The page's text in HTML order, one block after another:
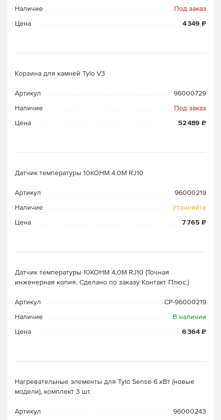
Наличие
Под заказ
Цена
4 349 ₽
Корзина для камней Tylo V3
Артикул
96000729
Наличие
Под заказ
Цена
52 489 ₽
Датчик температуры 10KOHM 4.0M RJ10
Артикул
96000219
Наличие
Уточняйте
Цена
7 765 ₽
Датчик температуры 10KOHM 4,0M RJ10 (Точная
инженерная копия. Cделано по заказу Контакт Плюс.)
Артикул
CP-96000219
Наличие
В наличии
Цена
6 364 ₽
Нагревательные элементы для Tylo Sense 6 кВт (новые
модели), комплект 3 шт.
Артикул
96000243